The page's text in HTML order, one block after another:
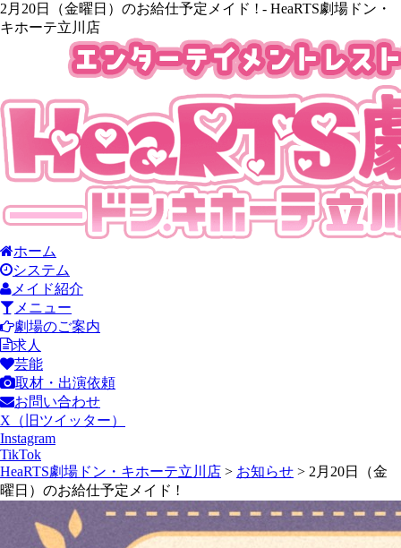
2月20日（金曜日）のお給仕予定メイド ! - HeaRTS劇場ドン・
キホーテ立川店
ホーム
システム
メイド紹介
メニュー
劇場のご案内
求人
芸能
取材・出演依頼
お問い合わせ
X（旧ツイッター）
Instagram
TikTok
HeaRTS劇場ドン・キホーテ立川店 > お知らせ > 2月20日（金
曜日）のお給仕予定メイド !